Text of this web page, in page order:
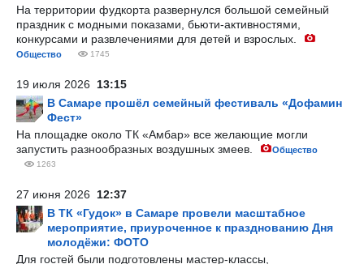
На территории фудкорта развернулся большой семейный
праздник с модными показами, бьюти-активностями,
конкурсами и развлечениями для детей и взрослых.
Общество 1745
19 июля 2026 13:15
В Самаре прошёл семейный фестиваль «Дофамин
Фест»
На площадке около ТК «Амбар» все желающие могли
запустить разнообразных воздушных змеев.
Общество
1263
27 июня 2026 12:37
В ТК «Гудок» в Самаре провели масштабное
мероприятие, приуроченное к празднованию Дня
молодёжи: ФОТО
Для гостей были подготовлены мастер-классы,